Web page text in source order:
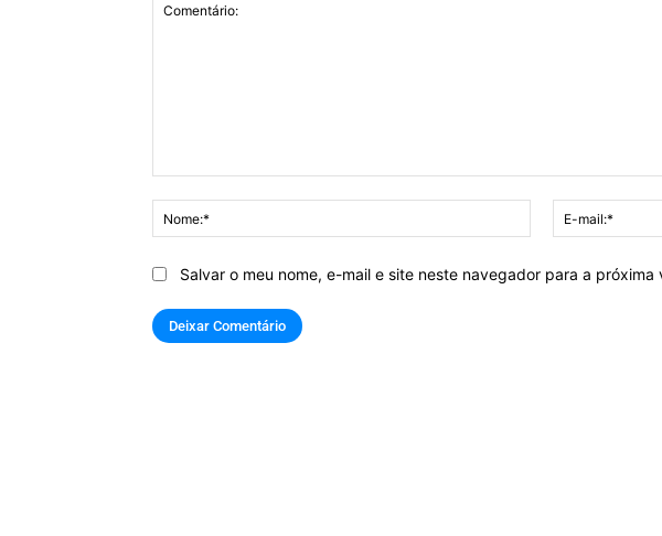
Nome:*
Salvar o meu nome, e-mail e site neste navegador para a próxima